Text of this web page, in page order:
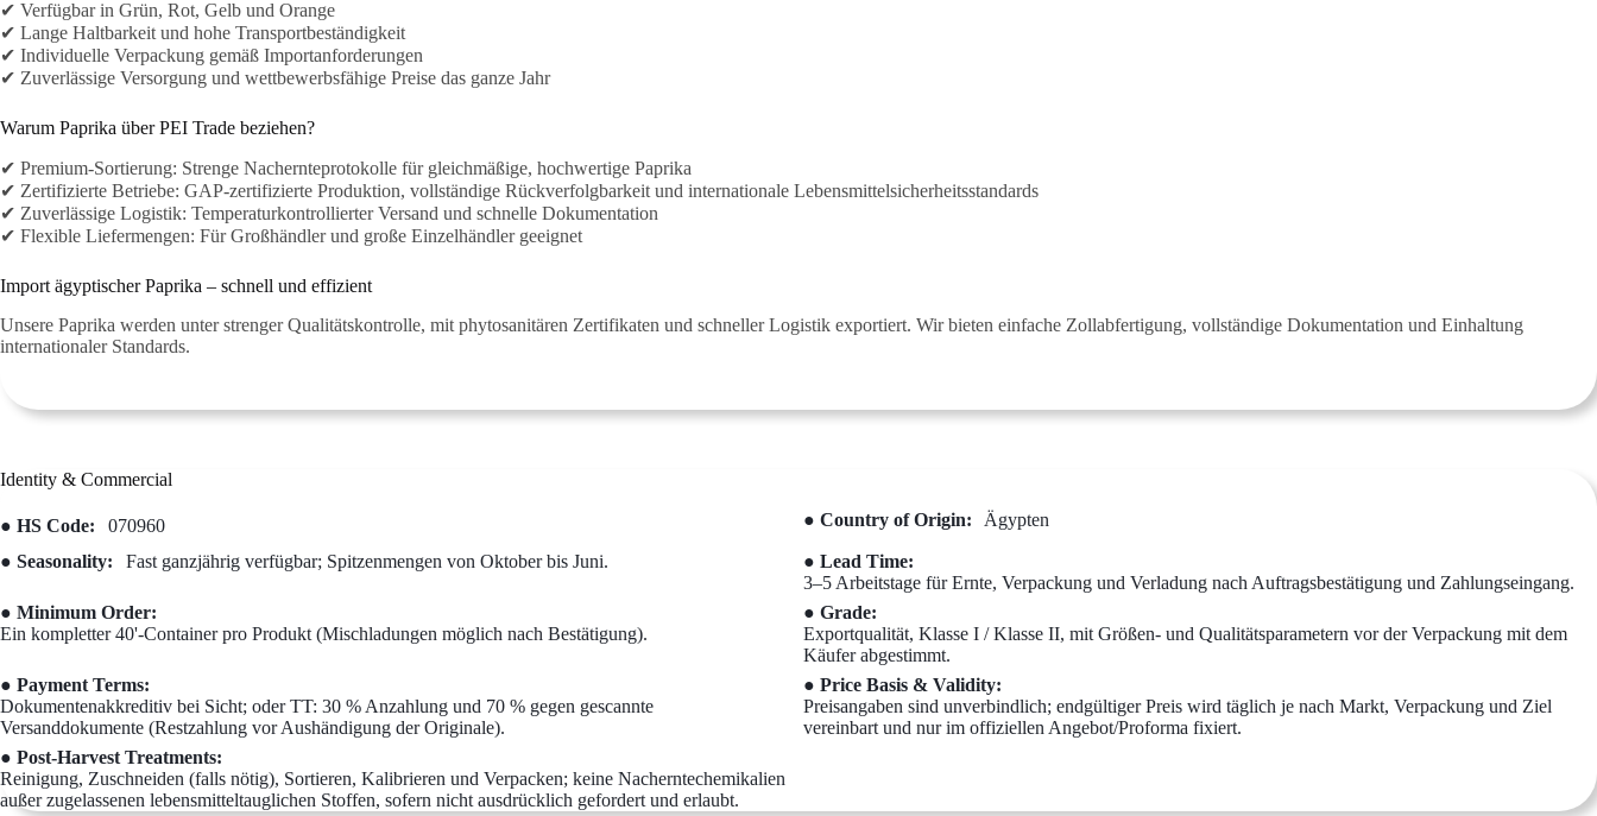
✔ Verfügbar in Grün, Rot, Gelb und Orange
✔ Lange Haltbarkeit und hohe Transportbeständigkeit
✔ Individuelle Verpackung gemäß Importanforderungen
✔ Zuverlässige Versorgung und wettbewerbsfähige Preise das ganze Jahr
Warum Paprika über PEI Trade beziehen?
✔ Premium-Sortierung: Strenge Nachernteprotokolle für gleichmäßige, hochwertige Paprika
✔ Zertifizierte Betriebe: GAP-zertifizierte Produktion, vollständige Rückverfolgbarkeit und internationale Lebensmittelsicherheitsstandards
✔ Zuverlässige Logistik: Temperaturkontrollierter Versand und schnelle Dokumentation
✔ Flexible Liefermengen: Für Großhändler und große Einzelhändler geeignet
Import ägyptischer Paprika – schnell und effizient
Unsere Paprika werden unter strenger Qualitätskontrolle, mit phytosanitären Zertifikaten und schneller Logistik exportiert. Wir bieten einfache Zollabfertigung, vollständige Dokumentation und Einhaltung
internationaler Standards.
Identity & Commercial
● HS Code: 070960 ● Country of Origin: Ägypten
● Seasonality: Fast ganzjährig verfügbar; Spitzenmengen von Oktober bis Juni.
● Lead Time:
3–5 Arbeitstage für Ernte, Verpackung und Verladung nach Auftragsbestätigung und Zahlungseingang.
● Minimum Order:
Ein kompletter 40'-Container pro Produkt (Mischladungen möglich nach Bestätigung).
● Grade:
Exportqualität, Klasse I / Klasse II, mit Größen- und Qualitätsparametern vor der Verpackung mit dem
Käufer abgestimmt.
● Payment Terms:
Dokumentenakkreditiv bei Sicht; oder TT: 30 % Anzahlung und 70 % gegen gescannte
Versanddokumente (Restzahlung vor Aushändigung der Originale).
● Price Basis & Validity:
Preisangaben sind unverbindlich; endgültiger Preis wird täglich je nach Markt, Verpackung und Ziel
vereinbart und nur im offiziellen Angebot/Proforma fixiert.
● Post-Harvest Treatments:
Reinigung, Zuschneiden (falls nötig), Sortieren, Kalibrieren und Verpacken; keine Nacherntechemikalien
außer zugelassenen lebensmitteltauglichen Stoffen, sofern nicht ausdrücklich gefordert und erlaubt.